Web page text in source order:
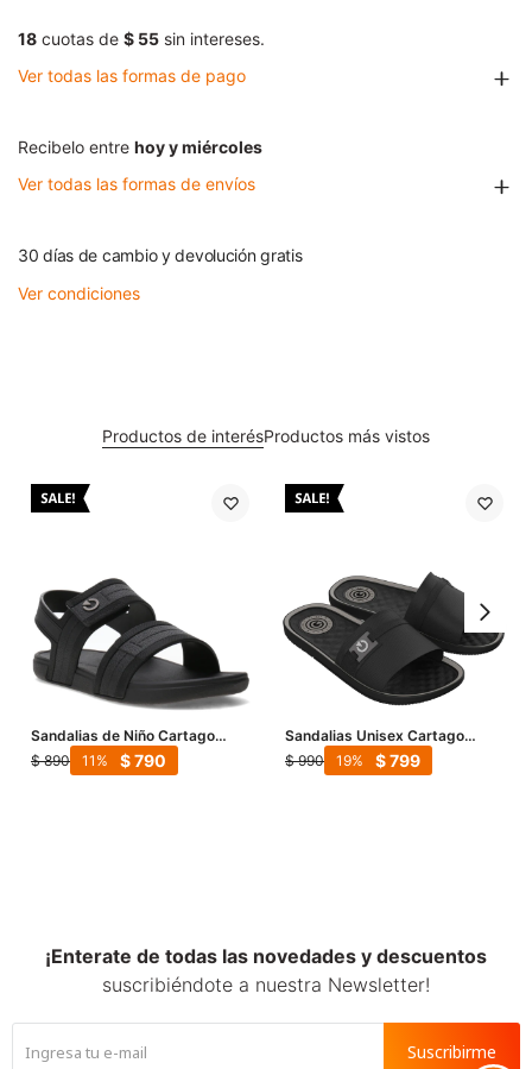
18 cuotas de $ 55 sin intereses.
Ver todas las formas de pago
Recibelo entre hoy y miércoles
Ver todas las formas de envíos
30 días de cambio y devolución gratis
Ver condiciones
Productos de interésProductos más vistos
Sandalias de Niño Cartago
Atlanta Sand - Negro
$ 890 $790
11
Sandalias Unisex Cartago
Arizona - Negro - Gris
$ 990 $799
19
¡Enterate de todas las novedades y descuentos
suscribiéndote a nuestra Newsletter!
Suscribirme